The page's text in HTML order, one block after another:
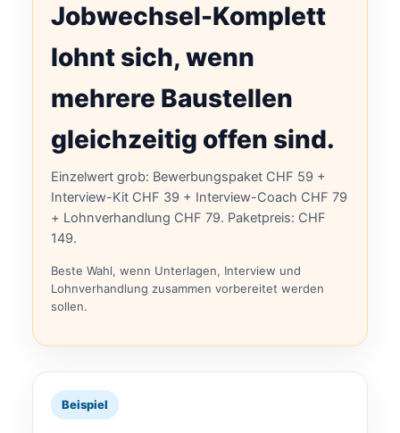
Jobwechsel-Komplett
lohnt sich, wenn
mehrere Baustellen
gleichzeitig offen sind.
Einzelwert grob: Bewerbungspaket CHF 59 +
Interview-Kit CHF 39 + Interview-Coach CHF 79
+ Lohnverhandlung CHF 79. Paketpreis: CHF
149.
Beste Wahl, wenn Unterlagen, Interview und
Lohnverhandlung zusammen vorbereitet werden
sollen.
Beispiel